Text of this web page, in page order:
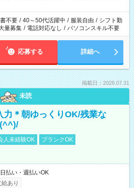
不要 / 40～50代活躍中 / 服装自由 / シフト勤
量募集 / 電話対応なし / パソコンスキル不要
応募する 詳細へ
掲載日：2026.07.31
未読
＊朝ゆっくりOK/残業な
人未経験OK
ブランクOK
払い・週払いOK
あり